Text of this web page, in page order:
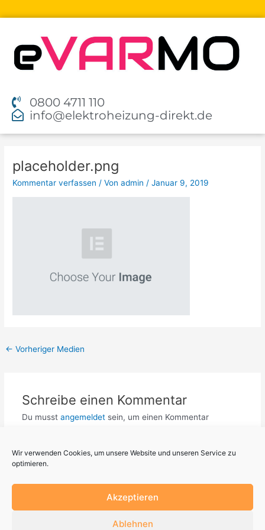
Wir verwenden Cookies, um unsere Website und unseren Service zu
optimieren.
Akzeptieren
Ablehnen
Inhalt
0800 4711 110
info@elektroheizung-direkt.de
placeholder.png
Kommentar verfassen / Vonadmin /Januar 9, 2019
← Vorheriger Medien
Schreibe einen Kommentar
Du musst angemeldetsein, um einen Kommentar
Impressum